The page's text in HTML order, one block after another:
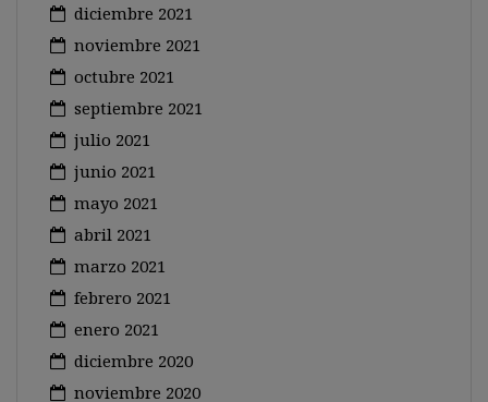
diciembre 2021
noviembre 2021
octubre 2021
septiembre 2021
julio 2021
junio 2021
mayo 2021
abril 2021
marzo 2021
febrero 2021
enero 2021
diciembre 2020
noviembre 2020